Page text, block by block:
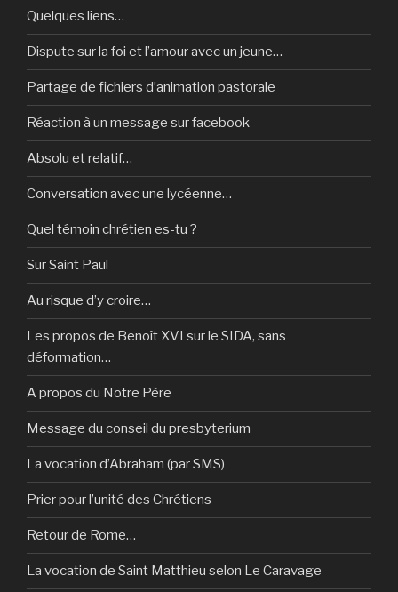
Quelques liens…
Dispute sur la foi et l’amour avec un jeune…
Partage de fichiers d’animation pastorale
Réaction à un message sur facebook
Absolu et relatif…
Conversation avec une lycéenne…
Quel témoin chrétien es-tu ?
Sur Saint Paul
Au risque d’y croire…
Les propos de Benoît XVI sur le SIDA, sans
déformation…
A propos du Notre Père
Message du conseil du presbyterium
La vocation d’Abraham (par SMS)
Prier pour l’unité des Chrétiens
Retour de Rome…
La vocation de Saint Matthieu selon Le Caravage